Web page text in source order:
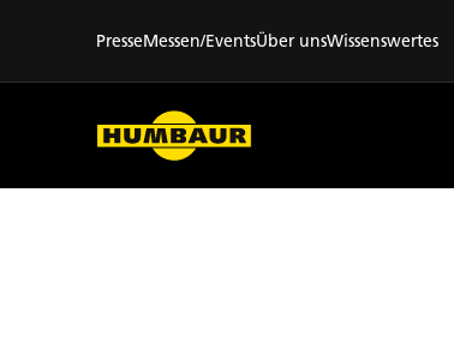
PresseMessen/EventsÜber unsWissenswertes